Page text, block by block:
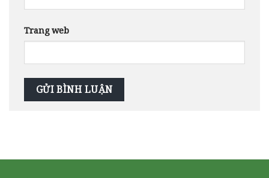
Trang web